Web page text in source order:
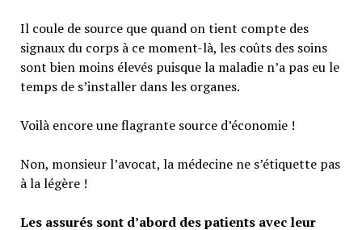
Il coule de source que quand on tient compte des
signaux du corps à ce moment-là, les coûts des soins
sont bien moins élevés puisque la maladie n’a pas eu le
temps de s’installer dans les organes.
Voilà encore une flagrante source d’économie !
Non, monsieur l’avocat, la médecine ne s’étiquette pas
à la légère !
Les assurés sont d’abord des patients avec leur